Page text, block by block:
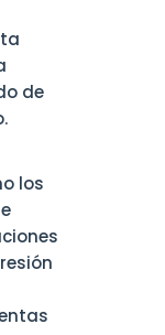
de
los